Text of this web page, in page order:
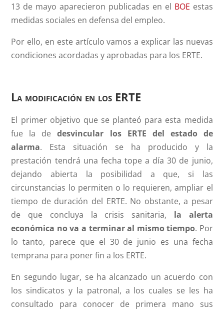
13 de mayo aparecieron publicadas en el BOE estas
medidas sociales en defensa del empleo.
Por ello, en este artículo vamos a explicar las nuevas
condiciones acordadas y aprobadas para los ERTE.
La modificación en los ERTE
El primer objetivo que se planteó para esta medida
fue la dedesvincular los ERTE del estado de
alarma. Esta situación se ha producido y la
prestación tendrá una fecha tope a día 30 de junio,
dejando abierta la posibilidad a que, si las
circunstancias lo permiten o lo requieren, ampliar el
tiempo de duración del ERTE. No obstante, a pesar
de que concluya la crisis sanitaria, la alerta
económica no va a terminar al mismo tiempo. Por
lo tanto, parece que el 30 de junio es una fecha
temprana para poner fin a los ERTE.
En segundo lugar, se ha alcanzado un acuerdo con
los sindicatos y la patronal, a los cuales se les ha
consultado para conocer de primera mano sus